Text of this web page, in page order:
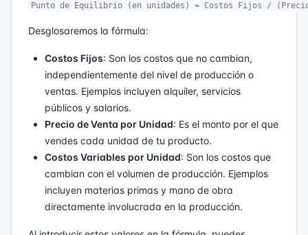
Punto de Equilibrio (en unidades) = Costos Fijos /
Desglosaremos la fórmula:
Costos Fijos: Son los costos que no cambian,
independientemente del nivel de producción o
ventas. Ejemplos incluyen alquiler, servicios
públicos y salarios.
Precio de Venta por Unidad: Es el monto por el que
vendes cada unidad de tu producto.
Costos Variables por Unidad: Son los costos que
cambian con el volumen de producción. Ejemplos
incluyen materias primas y mano de obra
directamente involucrada en la producción.